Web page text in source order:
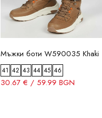
Мъжки боти W590035 Khaki
41 42 43 44 45 46
30.67 € / 59.99 BGN